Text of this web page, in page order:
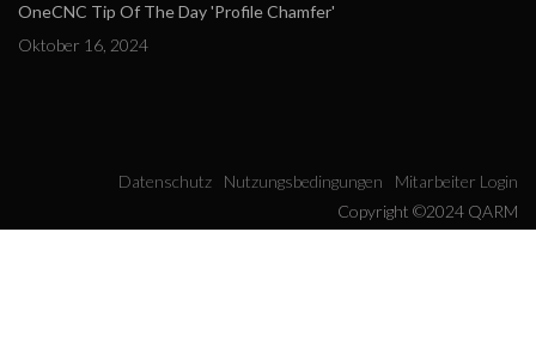
OneCNC Tip Of The Day 'Profile Chamfer'
Oktober 16, 2024
Datenschutz Nutzungsbedingungen
Mitarbeiter Login
Copyright ©2024 QARM